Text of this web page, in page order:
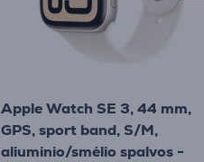
Apple Watch SE 3, 44 mm,
GPS, sport band, S/M,
aliuminio/smėlio spalvos -